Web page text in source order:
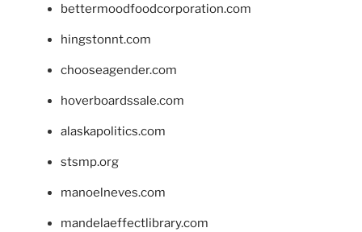
bettermoodfoodcorporation.com
hingstonnt.com
chooseagender.com
hoverboardssale.com
alaskapolitics.com
stsmp.org
manoelneves.com
mandelaeffectlibrary.com